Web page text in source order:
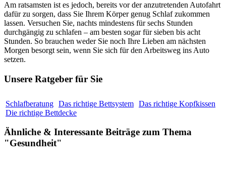
Am ratsamsten ist es jedoch, bereits vor der anzutretenden Autofahrt
dafür zu sorgen, dass Sie Ihrem Körper genug Schlaf zukommen
lassen. Versuchen Sie, nachts mindestens für sechs Stunden
durchgängig zu schlafen – am besten sogar für sieben bis acht
Stunden. So brauchen weder Sie noch Ihre Lieben am nächsten
Morgen besorgt sein, wenn Sie sich für den Arbeitsweg ins Auto
setzen.
Unsere Ratgeber für Sie
Schlafberatung Das richtige Bettsystem Das richtige Kopfkissen
Die richtige Bettdecke
Ähnliche & Interessante Beiträge zum Thema
"Gesundheit"